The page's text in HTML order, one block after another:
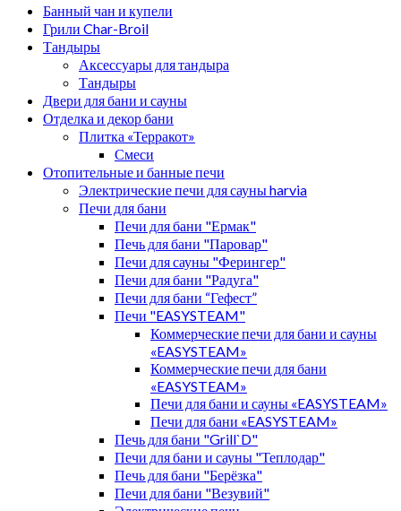
Банный чан и купели
Грили Char-Broil
Тандыры
Аксессуары для тандыра
Тандыры
Двери для бани и сауны
Отделка и декор бани
Плитка «Терракот»
Смеси
Отопительные и банные печи
Электрические печи для сауны harvia
Печи для бани
Печи для бани "Ермак"
Печь для бани "Паровар"
Печи для сауны "Ферингер"
Печи для бани "Радуга"
Печи для бани “Гефест”
Печи "EASYSTEAM"
Коммерческие печи для бани и сауны
«EASYSTEAM»
Коммерческие печи для бани
«EASYSTEAM»
Печи для бани и сауны «EASYSTEAM»
Печи для бани «EASYSTEAM»
Печь для бани "Grill`D"
Печи для бани и сауны "Теплодар"
Печь для бани "Берёзка"
Печи для бани "Везувий"